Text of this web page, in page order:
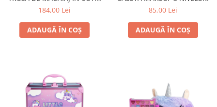
DE METALICA
184,00 Lei
ADAUGĂ ÎN COȘ
85,00 Lei
ADAUGĂ ÎN COȘ